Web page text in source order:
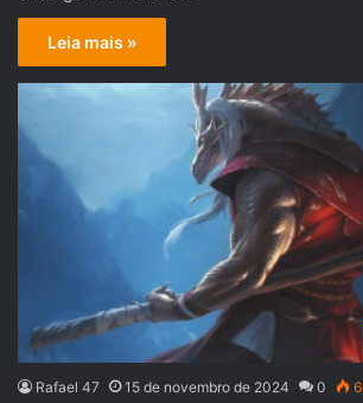
Leia mais »
Rafael 47 15 de novembro de 2024 0